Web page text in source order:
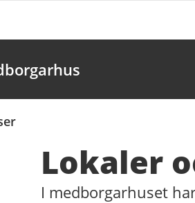
Lokaler
I medborgarhuset